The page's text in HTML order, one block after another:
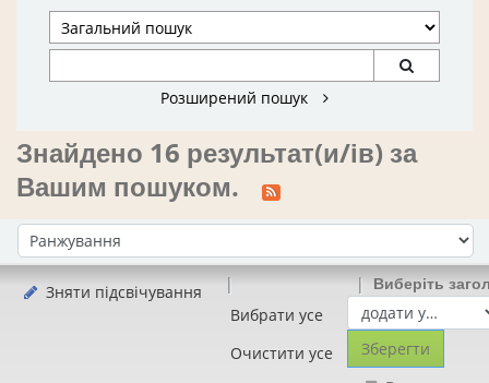
Розширений пошук
Знайдено 16 результат(и/ів) за
Вашим пошуком.
Сортувати за:
Зняти підсвічування
Вибрати усе
Очистити усе
Виберіть